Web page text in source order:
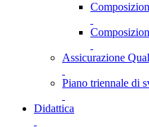
Assicurazione
Piano triennale di
Didattica